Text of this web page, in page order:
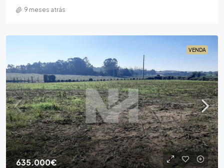
9 meses atrás
VENDA
635.000€